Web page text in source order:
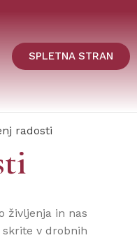
SPLETNA STRAN
radosti
življenja in nas
skrite v drobnih